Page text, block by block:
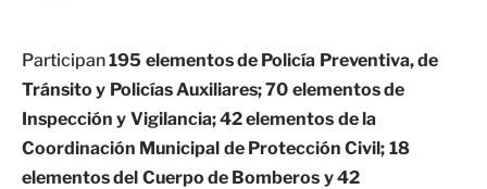
Participan195 elementos de Policía Preventiva, de
Tránsito y Policías Auxiliares; 70 elementos de
Inspección y Vigilancia; 42 elementos de la
Coordinación Municipal de Protección Civil; 18
elementos del Cuerpo de Bomberos y 42